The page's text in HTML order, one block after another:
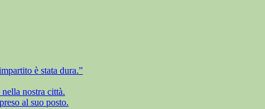
è stata dura.”
nostra città.
al suo posto.